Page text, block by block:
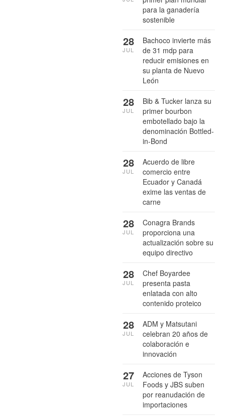
para la ganadería
sostenible
Bachoco invierte más
de 31 mdp para
reducir emisiones en
su planta de Nuevo
León
28
JUL
Bib & Tucker lanza su
primer bourbon
embotellado bajo la
denominación Bottled-
in-Bond
28
JUL
Acuerdo de libre
comercio entre
Ecuador y Canadá
exime las ventas de
carne
28
JUL
Conagra Brands
proporciona una
actualización sobre su
equipo directivo
28
JUL
Chef Boyardee
presenta pasta
enlatada con alto
contenido proteico
28
JUL
ADM y Matsutani
celebran 20 años de
colaboración e
innovación
28
JUL
Acciones de Tyson
Foods y JBS suben
por reanudación de
importaciones
27
JUL